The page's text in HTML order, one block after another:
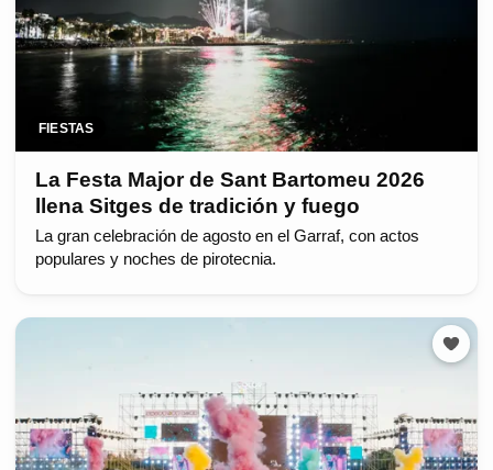
FIESTAS
La Festa Major de Sant Bartomeu 2026
llena Sitges de tradición y fuego
La gran celebración de agosto en el Garraf, con actos
populares y noches de pirotecnia.